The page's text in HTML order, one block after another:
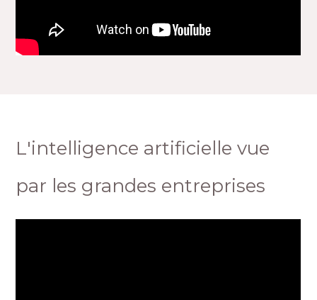
L'intelligence artificielle vue
par les grandes entreprises